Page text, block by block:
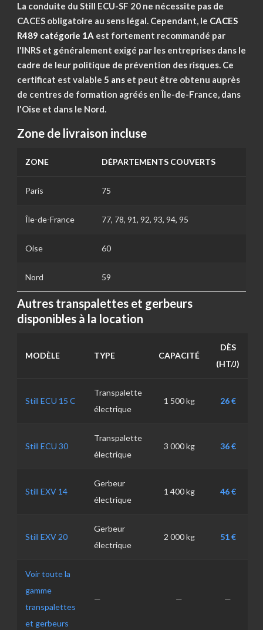
La conduite du Still ECU-SF 20 ne nécessite pas de
CACES obligatoire au sens légal. Cependant, le CACES
R489 catégorie 1A est fortement recommandé par
l'INRS et généralement exigé par les entreprises dans le
cadre de leur politique de prévention des risques. Ce
certificat est valable 5 ans et peut être obtenu auprès
de centres de formation agréés en Île-de-France, dans
l'Oise et dans le Nord.
Zone de livraison incluse
ZONE DÉPARTEMENTS COUVERTS
Paris 75
Île-de-France 77, 78, 91, 92, 93, 94, 95
Oise 60
Nord 59
Autres transpalettes et gerbeurs
disponibles à la location
MODÈLE TYPE CAPACITÉ
DÈS
(HT/J)
Still ECU 15 C
Transpalette
électrique
1 500 kg 26 €
Still ECU 30
Transpalette
électrique
3 000 kg 36 €
Still EXV 14
Gerbeur
électrique
1 400 kg 46 €
Still EXV 20
Gerbeur
électrique
2 000 kg 51 €
Voir toute la
gamme
transpalettes
et gerbeurs
— — —